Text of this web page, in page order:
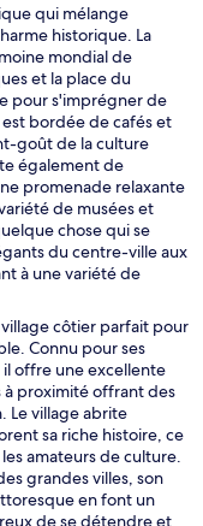
qui mélange
historique. La
mondial de
et la place du
pour s'imprégner de
bordée de cafés et
goût de la culture
également de
promenade relaxante
de musées et
chose qui se
du centre-ville aux
à une variété de
côtier parfait pour
Connu pour ses
il offre une excellente
à proximité offrant des
Le village abrite
sa riche histoire, ce
amateurs de culture.
grandes villes, son
en font un
de se détendre et